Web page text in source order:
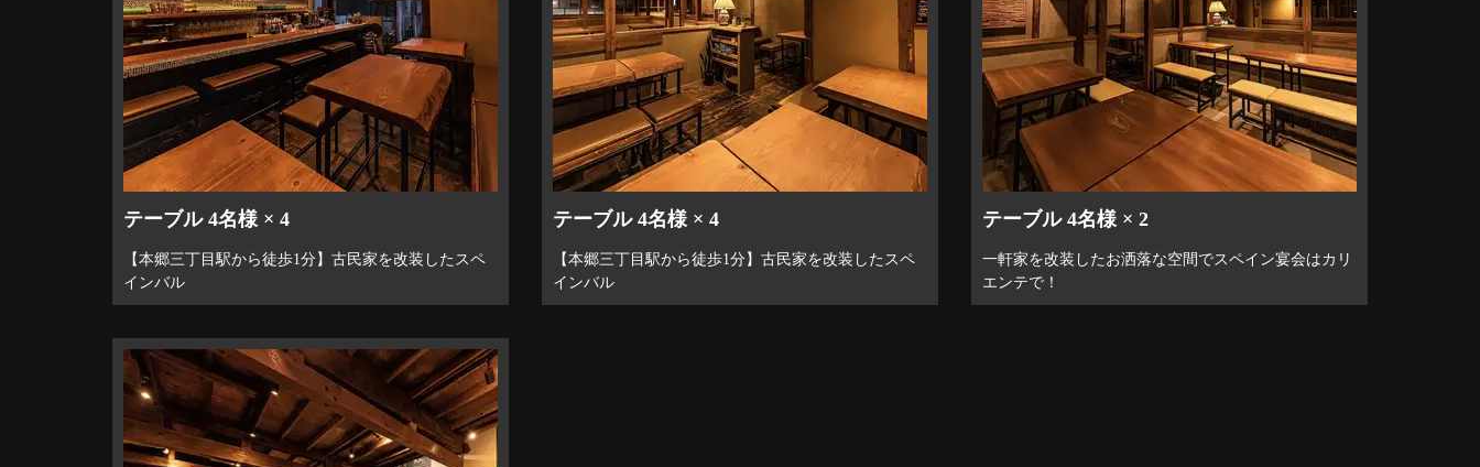
テーブル 4名様 × 4
【本郷三丁目駅から徒歩1分】古民家を改装したスペ
インバル
テーブル 4名様 × 4
【本郷三丁目駅から徒歩1分】古民家を改装したスペ
インバル
テーブル 4名様 × 2
一軒家を改装したお洒落な空間でスペイン宴会はカリ
エンテで！